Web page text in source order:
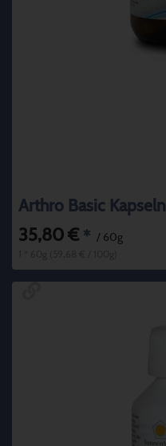
Arthro Basic Kapseln
35,80 € * / 60g